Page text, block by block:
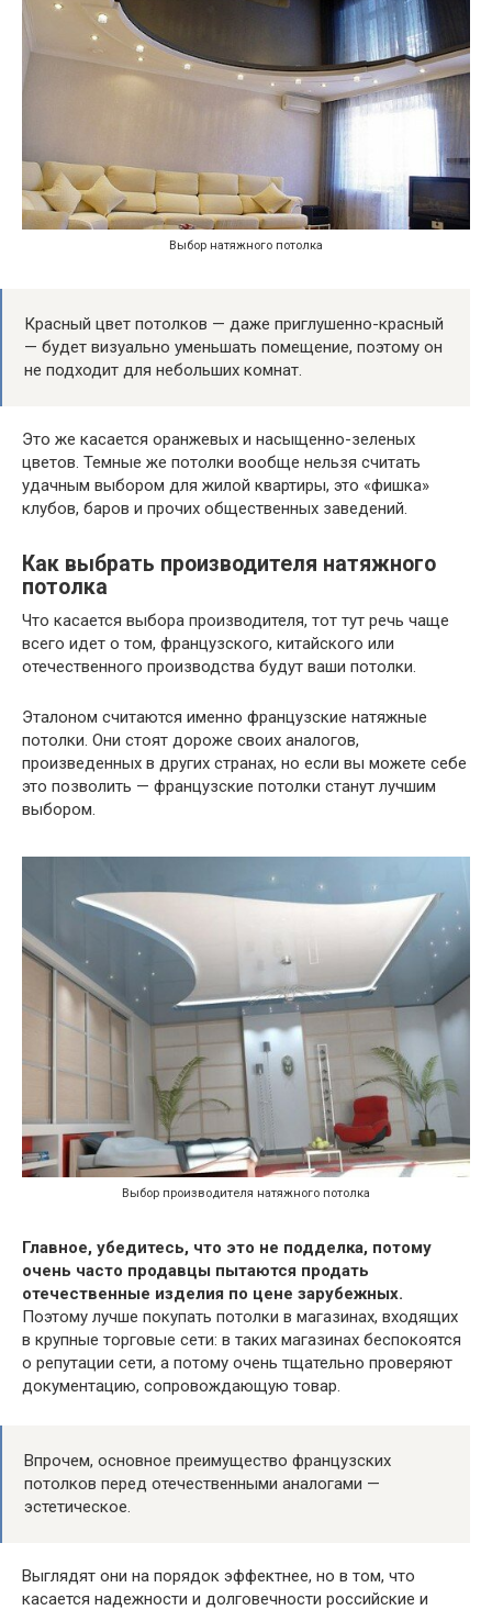
Выбор натяжного потолка
Красный цвет потолков — даже приглушенно-красный
— будет визуально уменьшать помещение, поэтому он
не подходит для небольших комнат.
Это же касается оранжевых и насыщенно-зеленых
цветов. Темные же потолки вообще нельзя считать
удачным выбором для жилой квартиры, это «фишка»
клубов, баров и прочих общественных заведений.
Как выбрать производителя натяжного
потолка
Что касается выбора производителя, тот тут речь чаще
всего идет о том, французского, китайского или
отечественного производства будут ваши потолки.
Эталоном считаются именно французские натяжные
потолки. Они стоят дороже своих аналогов,
произведенных в других странах, но если вы можете себе
это позволить — французские потолки станут лучшим
выбором.
Выбор производителя натяжного потолка
Главное, убедитесь, что это не подделка, потому
очень часто продавцы пытаются продать
отечественные изделия по цене зарубежных.
Поэтому лучше покупать потолки в магазинах, входящих
в крупные торговые сети: в таких магазинах беспокоятся
о репутации сети, а потому очень тщательно проверяют
документацию, сопровождающую товар.
Впрочем, основное преимущество французских
потолков перед отечественными аналогами —
эстетическое.
Выглядят они на порядок эффектнее, но в том, что
касается надежности и долговечности российские и